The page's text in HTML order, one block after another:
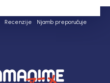
Recenzije Njamb preporučuje